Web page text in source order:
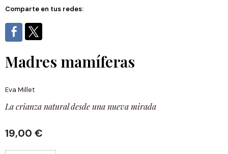
Comparte en tus redes:
Madres mamíferas
Eva Millet
La crianza natural desde una nueva mirada
19,00 €